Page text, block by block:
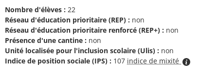
Nombre d'élèves : 22
Réseau d'éducation prioritaire (REP) : non
Réseau d'éducation prioritaire renforcé (REP+) : non
Présence d'une cantine : non
Unité localisée pour l'inclusion scolaire (Ulis) : non
Indice de position sociale (IPS) : 107 indice de mixité